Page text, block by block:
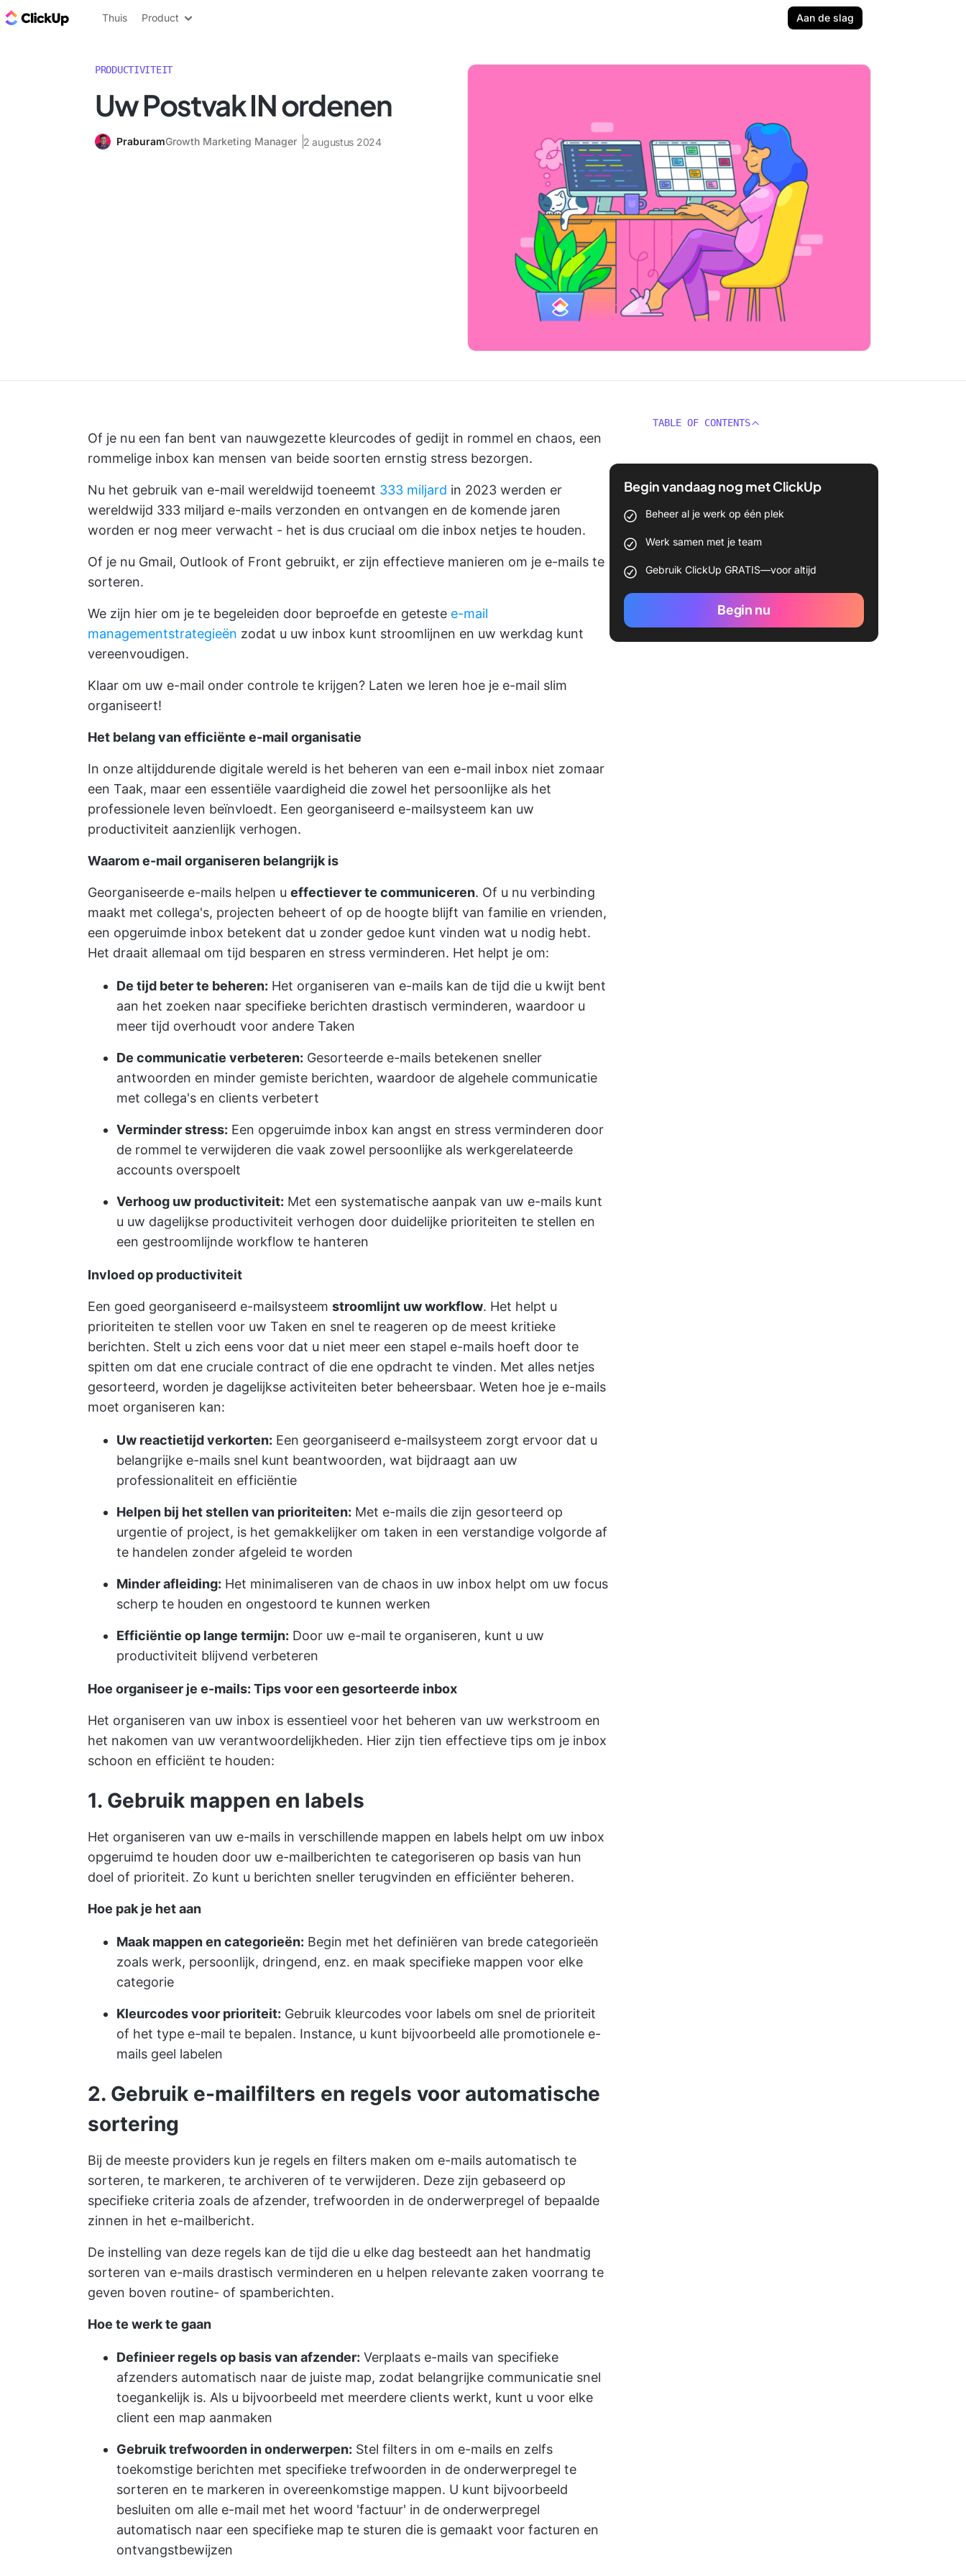
ClickUp Blog
Thuis Product Aan de slag
PRODUCTIVITEIT
Uw Postvak IN ordenen
PraburamGrowth Marketing Manager 2 augustus 2024
Of je nu een fan bent van nauwgezette kleurcodes of gedijt in rommel en chaos, een
rommelige inbox kan mensen van beide soorten ernstig stress bezorgen.
Nu het gebruik van e-mail wereldwijd toeneemt 333 miljard in 2023 werden er
wereldwijd 333 miljard e-mails verzonden en ontvangen en de komende jaren
worden er nog meer verwacht - het is dus cruciaal om die inbox netjes te houden.
Of je nu Gmail, Outlook of Front gebruikt, er zijn effectieve manieren om je e-mails te
sorteren.
We zijn hier om je te begeleiden door beproefde en geteste e-mail
managementstrategieën zodat u uw inbox kunt stroomlijnen en uw werkdag kunt
vereenvoudigen.
Klaar om uw e-mail onder controle te krijgen? Laten we leren hoe je e-mail slim
organiseert!
Het belang van efficiënte e-mail organisatie
In onze altijddurende digitale wereld is het beheren van een e-mail inbox niet zomaar
een Taak, maar een essentiële vaardigheid die zowel het persoonlijke als het
professionele leven beïnvloedt. Een georganiseerd e-mailsysteem kan uw
productiviteit aanzienlijk verhogen.
Waarom e-mail organiseren belangrijk is
Georganiseerde e-mails helpen u effectiever te communiceren. Of u nu verbinding
maakt met collega's, projecten beheert of op de hoogte blijft van familie en vrienden,
een opgeruimde inbox betekent dat u zonder gedoe kunt vinden wat u nodig hebt.
Het draait allemaal om tijd besparen en stress verminderen. Het helpt je om:
De tijd beter te beheren: Het organiseren van e-mails kan de tijd die u kwijt bent
aan het zoeken naar specifieke berichten drastisch verminderen, waardoor u
meer tijd overhoudt voor andere Taken
De communicatie verbeteren: Gesorteerde e-mails betekenen sneller
antwoorden en minder gemiste berichten, waardoor de algehele communicatie
met collega's en clients verbetert
Verminder stress: Een opgeruimde inbox kan angst en stress verminderen door
de rommel te verwijderen die vaak zowel persoonlijke als werkgerelateerde
accounts overspoelt
Verhoog uw productiviteit: Met een systematische aanpak van uw e-mails kunt
u uw dagelijkse productiviteit verhogen door duidelijke prioriteiten te stellen en
een gestroomlijnde workflow te hanteren
Invloed op productiviteit
Een goed georganiseerd e-mailsysteem stroomlijnt uw workflow. Het helpt u
prioriteiten te stellen voor uw Taken en snel te reageren op de meest kritieke
berichten. Stelt u zich eens voor dat u niet meer een stapel e-mails hoeft door te
spitten om dat ene cruciale contract of die ene opdracht te vinden. Met alles netjes
gesorteerd, worden je dagelijkse activiteiten beter beheersbaar. Weten hoe je e-mails
moet organiseren kan:
Uw reactietijd verkorten: Een georganiseerd e-mailsysteem zorgt ervoor dat u
belangrijke e-mails snel kunt beantwoorden, wat bijdraagt aan uw
professionaliteit en efficiëntie
Helpen bij het stellen van prioriteiten: Met e-mails die zijn gesorteerd op
urgentie of project, is het gemakkelijker om taken in een verstandige volgorde af
te handelen zonder afgeleid te worden
Minder afleiding: Het minimaliseren van de chaos in uw inbox helpt om uw focus
scherp te houden en ongestoord te kunnen werken
Efficiëntie op lange termijn: Door uw e-mail te organiseren, kunt u uw
productiviteit blijvend verbeteren
Hoe organiseer je e-mails: Tips voor een gesorteerde inbox
Het organiseren van uw inbox is essentieel voor het beheren van uw werkstroom en
het nakomen van uw verantwoordelijkheden. Hier zijn tien effectieve tips om je inbox
schoon en efficiënt te houden:
1. Gebruik mappen en labels
Het organiseren van uw e-mails in verschillende mappen en labels helpt om uw inbox
opgeruimd te houden door uw e-mailberichten te categoriseren op basis van hun
doel of prioriteit. Zo kunt u berichten sneller terugvinden en efficiënter beheren.
Hoe pak je het aan
Maak mappen en categorieën: Begin met het definiëren van brede categorieën
zoals werk, persoonlijk, dringend, enz. en maak specifieke mappen voor elke
categorie
Kleurcodes voor prioriteit: Gebruik kleurcodes voor labels om snel de prioriteit
of het type e-mail te bepalen. Instance, u kunt bijvoorbeeld alle promotionele e-
mails geel labelen
2. Gebruik e-mailfilters en regels voor automatische
sortering
Bij de meeste providers kun je regels en filters maken om e-mails automatisch te
sorteren, te markeren, te archiveren of te verwijderen. Deze zijn gebaseerd op
specifieke criteria zoals de afzender, trefwoorden in de onderwerpregel of bepaalde
zinnen in het e-mailbericht.
De instelling van deze regels kan de tijd die u elke dag besteedt aan het handmatig
sorteren van e-mails drastisch verminderen en u helpen relevante zaken voorrang te
geven boven routine- of spamberichten.
Hoe te werk te gaan
Definieer regels op basis van afzender: Verplaats e-mails van specifieke
afzenders automatisch naar de juiste map, zodat belangrijke communicatie snel
toegankelijk is. Als u bijvoorbeeld met meerdere clients werkt, kunt u voor elke
client een map aanmaken
Gebruik trefwoorden in onderwerpen: Stel filters in om e-mails en zelfs
toekomstige berichten met specifieke trefwoorden in de onderwerpregel te
sorteren en te markeren in overeenkomstige mappen. U kunt bijvoorbeeld
besluiten om alle e-mail met het woord 'factuur' in de onderwerpregel
automatisch naar een specifieke map te sturen die is gemaakt voor facturen en
ontvangstbewijzen
TABLE OF CONTENTS
Begin vandaag nog met ClickUp
Beheer al je werk op één plek
Werk samen met je team
Gebruik ClickUp GRATIS—voor altijd
Begin nu